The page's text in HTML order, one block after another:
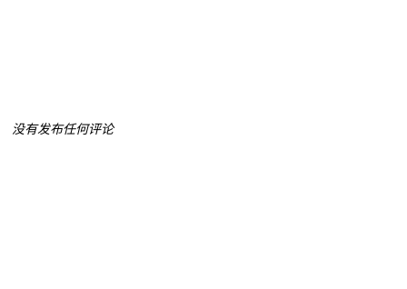
没有发布任何评论